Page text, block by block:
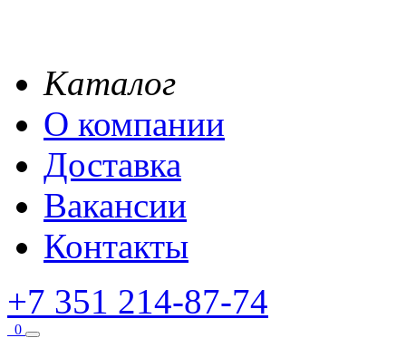
Каталог
О компании
Доставка
Вакансии
Контакты
+7 351 214-87-74
0